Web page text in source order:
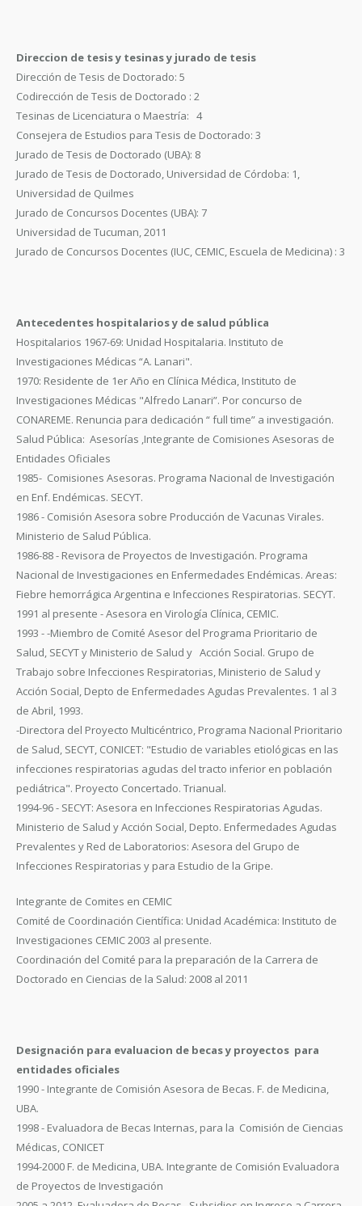
Direccion de tesis y tesinas y jurado de tesis
Dirección de Tesis de Doctorado: 5
Codirección de Tesis de Doctorado : 2
Tesinas de Licenciatura o Maestría: 4
Consejera de Estudios para Tesis de Doctorado: 3
Jurado de Tesis de Doctorado (UBA): 8
Jurado de Tesis de Doctorado, Universidad de Córdoba: 1,
Universidad de Quilmes
Jurado de Concursos Docentes (UBA): 7
Universidad de Tucuman, 2011
Jurado de Concursos Docentes (IUC, CEMIC, Escuela de Medicina) : 3
Antecedentes hospitalarios y de salud pública
Hospitalarios 1967-69: Unidad Hospitalaria. Instituto de
Investigaciones Médicas “A. Lanari".
1970: Residente de 1er Año en Clínica Médica, Instituto de
Investigaciones Médicas "Alfredo Lanari”. Por concurso de
CONAREME. Renuncia para dedicación “ full time” a investigación.
Salud Pública: Asesorías ,Integrante de Comisiones Asesoras de
Entidades Oficiales
1985- Comisiones Asesoras. Programa Nacional de Investigación
en Enf. Endémicas. SECYT.
1986 - Comisión Asesora sobre Producción de Vacunas Virales.
Ministerio de Salud Pública.
1986-88 - Revisora de Proyectos de Investigación. Programa
Nacional de Investigaciones en Enfermedades Endémicas. Areas:
Fiebre hemorrágica Argentina e Infecciones Respiratorias. SECYT.
1991 al presente - Asesora en Virología Clínica, CEMIC.
1993 - -Miembro de Comité Asesor del Programa Prioritario de
Salud, SECYT y Ministerio de Salud y Acción Social. Grupo de
Trabajo sobre Infecciones Respiratorias, Ministerio de Salud y
Acción Social, Depto de Enfermedades Agudas Prevalentes. 1 al 3
de Abril, 1993.
-Directora del Proyecto Multicéntrico, Programa Nacional Prioritario
de Salud, SECYT, CONICET: "Estudio de variables etiológicas en las
infecciones respiratorias agudas del tracto inferior en población
pediátrica". Proyecto Concertado. Trianual.
1994-96 - SECYT: Asesora en Infecciones Respiratorias Agudas.
Ministerio de Salud y Acción Social, Depto. Enfermedades Agudas
Prevalentes y Red de Laboratorios: Asesora del Grupo de
Infecciones Respiratorias y para Estudio de la Gripe.
Integrante de Comites en CEMIC
Comité de Coordinación Científica: Unidad Académica: Instituto de
Investigaciones CEMIC 2003 al presente.
Coordinación del Comité para la preparación de la Carrera de
Doctorado en Ciencias de la Salud: 2008 al 2011
Designación para evaluacion de becas y proyectos para
entidades oficiales
1990 - Integrante de Comisión Asesora de Becas. F. de Medicina,
UBA.
1998 - Evaluadora de Becas Internas, para la Comisión de Ciencias
Médicas, CONICET
1994-2000 F. de Medicina, UBA. Integrante de Comisión Evaluadora
de Proyectos de Investigación